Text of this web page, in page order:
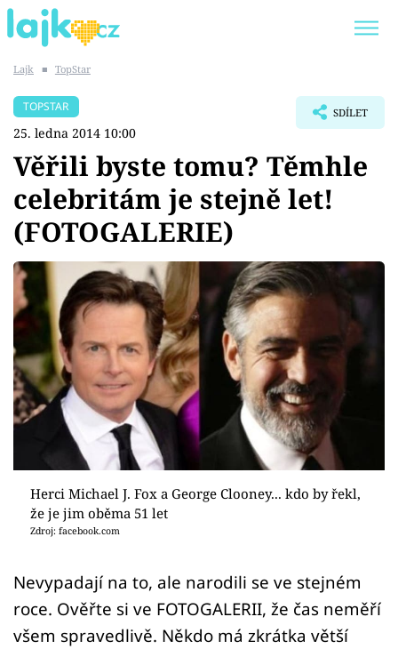
SHOPAHOLICADEL
Témata
Showbyznys
Youtubeři
Virály
Sex a vztahy
Videa
Sledujte prima+
Přihlášení
Sledujte nás
Lajk ■ TopStar
TOPSTAR
25. ledna 2014 10:00
SDÍLET
Věřili byste tomu? Těmhle
celebritám je stejně let!
(FOTOGALERIE)
Herci Michael J. Fox a George Clooney... kdo by řekl,
že je jim oběma 51 let
Zdroj: facebook.com
Nevypadají na to, ale narodili se ve stejném
roce. Ověřte si ve FOTOGALERII, že čas neměří
všem spravedlivě. Někdo má zkrátka větší